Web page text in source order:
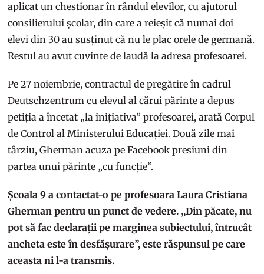
aplicat un chestionar în rândul elevilor, cu ajutorul
consilierului școlar, din care a reieșit că numai doi
elevi din 30 au susținut că nu le plac orele de germană.
Restul au avut cuvinte de laudă la adresa profesoarei.
Pe 27 noiembrie, contractul de pregătire în cadrul
Deutschzentrum cu elevul al cărui părinte a depus
petiția a încetat „la inițiativa” profesoarei, arată Corpul
de Control al Ministerului Educației. Două zile mai
târziu, Gherman acuza pe Facebook presiuni din
partea unui părinte „cu funcție”.
Școala 9 a contactat-o pe profesoara Laura Cristiana
Gherman pentru un punct de vedere. „Din păcate, nu
pot să fac declarații pe marginea subiectului, întrucât
ancheta este în desfășurare”, este răspunsul pe care
aceasta ni l-a transmis.